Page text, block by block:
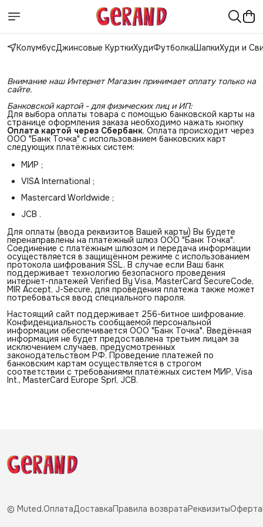
КолумбусДжинсовые КурткиХудиФутболкаШапкиХуди и
Внимание наш Интернет Магазин принимает оплату только на
сайте.
Банковской картой - для физических лиц и ИП:
Для выбора оплаты товара с помощью банковской карты на
странице оформления заказа необходимо нажать кнопку
Оплата картой через Сбербанк. Оплата происходит через
ООО "Банк Точка" с использованием банковских карт
следующих платёжных систем:
МИР ;
VISA International ;
Mastercard Worldwide ;
JCB .
Для оплаты (ввода реквизитов Вашей карты) Вы будете
перенаправлены на платёжный шлюз ООО "Банк Точка".
Соединение с платёжным шлюзом и передача информации
осуществляется в защищённом режиме с использованием
протокола шифрования SSL. В случае если Ваш банк
поддерживает технологию безопасного проведения
интернет-платежей Verified By Visa, MasterCard SecureCode,
MIR Accept, J-Secure, для проведения платежа также может
потребоваться ввод специального пароля.
Настоящий сайт поддерживает 256-битное шифрование.
Конфиденциальность сообщаемой персональной
информации обеспечивается ООО "Банк Точка". Введённая
информация не будет предоставлена третьим лицам за
исключением случаев, предусмотренных
законодательством РФ. Проведение платежей по
банковским картам осуществляется в строгом
соответствии с требованиями платёжных систем МИР, Visa
Int., MasterCard Europe Sprl, JCB.
© Muted.ОплатаДоставкаПравила возвратаРеквизитыОферта